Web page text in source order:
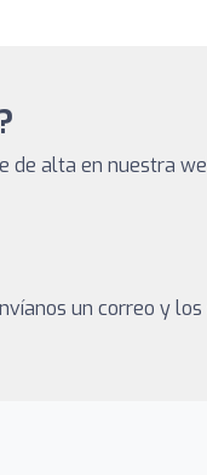
alta en nuestra
un correo y